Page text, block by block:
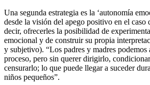
Una segunda estrategia es la ‘autonomía
desde la visión del apego positivo en el caso
decir, ofrecerles la posibilidad de
emocional y de construir su propia
y subjetivo). “Los padres y madres podemos
proceso, pero sin querer dirigirlo,
censurarlo; lo que puede llegar a suceder
niños pequeños”.